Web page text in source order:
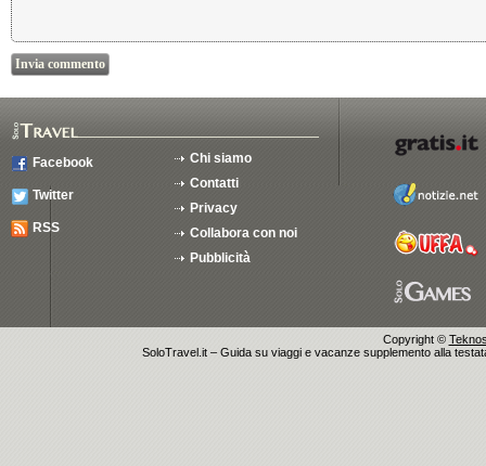
Facebook
Twitter
RSS
Chi siamo
Contatti
Privacy
Collabora con noi
Pubblicità
Copyright ©
SoloTravel.it – Guida su viaggi e vacanze supplemento alla